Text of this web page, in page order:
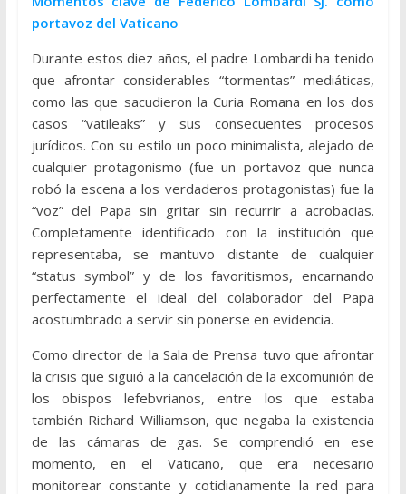
portavoz del Vaticano
Durante estos diez años, el padre Lombardi ha tenido
que afrontar considerables “tormentas” mediáticas,
como las que sacudieron la Curia Romana en los dos
casos “vatileaks” y sus consecuentes procesos
jurídicos. Con su estilo un poco minimalista, alejado de
cualquier protagonismo (fue un portavoz que nunca
robó la escena a los verdaderos protagonistas) fue la
“voz” del Papa sin gritar sin recurrir a acrobacias.
Completamente identificado con la institución que
representaba, se mantuvo distante de cualquier
“status symbol” y de los favoritismos, encarnando
perfectamente el ideal del colaborador del Papa
acostumbrado a servir sin ponerse en evidencia.
Como director de la Sala de Prensa tuvo que afrontar
la crisis que siguió a la cancelación de la excomunión de
los obispos lefebvrianos, entre los que estaba
también Richard Williamson, que negaba la existencia
de las cámaras de gas. Se comprendió en ese
momento, en el Vaticano, que era necesario
monitorear constante y cotidianamente la red para